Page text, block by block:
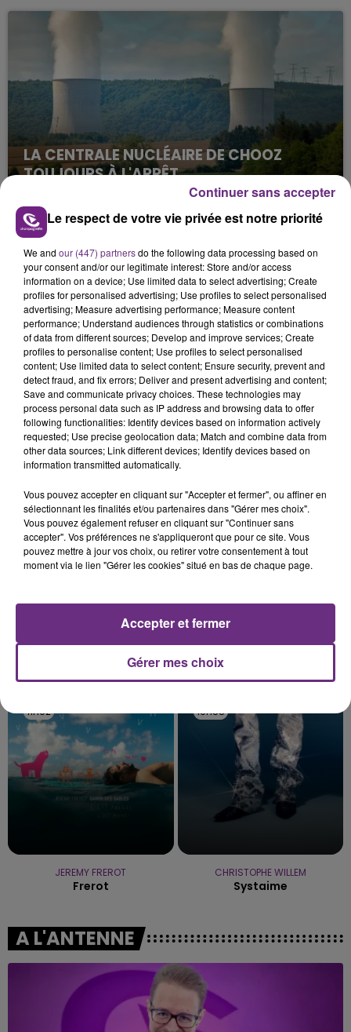
LA CENTRALE NUCLÉAIRE DE CHOOZ
TOUJOURS À L'ARRÊT
Cela fait déjà une semaine que la centrale
nucléaire ardennaise est à l'arrêt. Une situation
justifiée par la sécheresse intense qui est toujours
présente.
LE MAGASIN JOUÉCLUB DE REIMS FERME
SES PORTES
C'était l'une des institutions du centre-ville
rémois. Le magasin JouéClub est contraint de
fermer ses portes.
TITRES DIFFUSÉS
11h08
11h08
TEMPER CITY
11h04
11h04
SHANIA TWAIN
That Don't Impress Me
11h02
11h02
JEREMY FREROT
Frerot
10h58
10h58
CHRISTOPHE WILLEM
Systaime
A L'ANTENNE
Le respect de votre vie privée est notre priorité
We and our (447) partnersdo the following data processing based on
your consent and/or our legitimate interest: Store and/or access
information on a device; Use limited data to select advertising; Create
profiles for personalised advertising; Use profiles to select personalised
advertising; Measure advertising performance; Measure content
performance; Understand audiences through statistics or combinations
of data from different sources; Develop and improve services; Create
profiles to personalise content; Use profiles to select personalised
content; Use limited data to select content; Ensure security, prevent and
detect fraud, and fix errors; Deliver and present advertising and content;
Save and communicate privacy choices. These technologies may
process personal data such as IP address and browsing data to offer
following functionalities: Identify devices based on information actively
requested; Use precise geolocation data; Match and combine data from
other data sources; Link different devices; Identify devices based on
information transmitted automatically.
Vous pouvez accepter en cliquant sur "Accepter et fermer", ou affiner en
sélectionnant les finalités et/ou partenaires dans "Gérer mes choix".
Vous pouvez également refuser en cliquant sur "Continuer sans
accepter". Vos préférences ne s'appliqueront que pour ce site. Vous
pouvez mettre à jour vos choix, ou retirer votre consentement à tout
moment via le lien "Gérer les cookies" situé en bas de chaque page.
Gérer mes choix
Accepter et fermer
Continuer sans accepter